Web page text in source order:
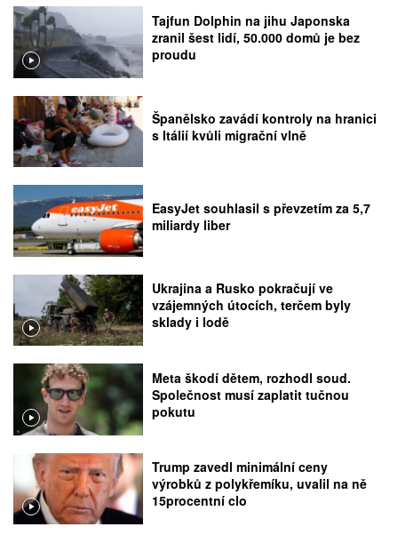
Tajfun Dolphin na jihu Japonska
zranil šest lidí, 50.000 domů je bez
proudu
Španělsko zavádí kontroly na hranici
s Itálií kvůli migrační vlně
EasyJet souhlasil s převzetím za 5,7
miliardy liber
Ukrajina a Rusko pokračují ve
vzájemných útocích, terčem byly
sklady i lodě
Meta škodí dětem, rozhodl soud.
Společnost musí zaplatit tučnou
pokutu
Trump zavedl minimální ceny
výrobků z polykřemíku, uvalil na ně
15procentní clo